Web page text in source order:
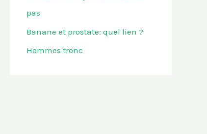
pas
Banane et prostate: quel lien ?
Hommes tronc